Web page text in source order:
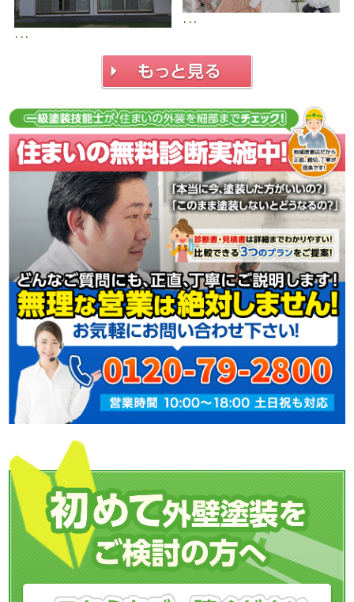
･･･
･･･